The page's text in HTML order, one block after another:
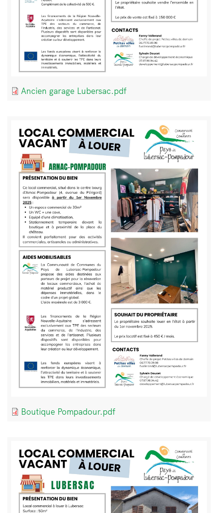
Document
Ancien garage Lubersac.pdf
Bloc
de
texte
Image
Document
Boutique Pompadour.pdf
Bloc
de
texte
Image